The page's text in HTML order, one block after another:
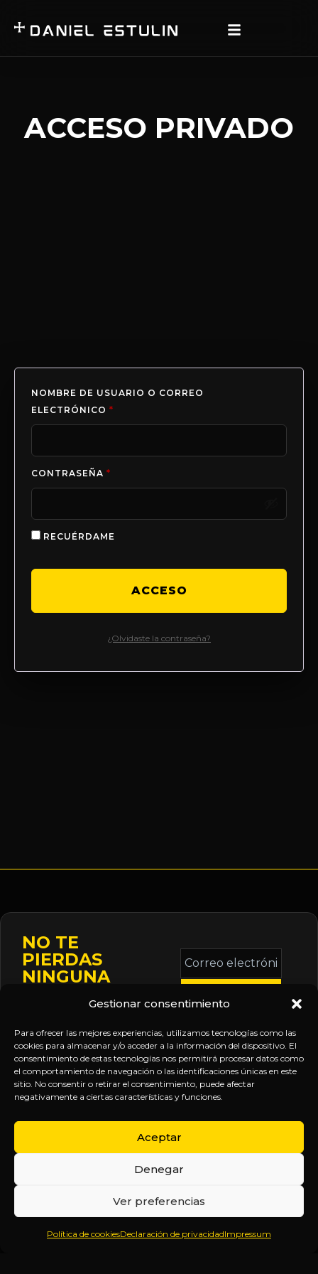
Gestionar consentimiento
Para ofrecer las mejores experiencias, utilizamos tecnologías como las
cookies para almacenar y/o acceder a la información del dispositivo. El
consentimiento de estas tecnologías nos permitirá procesar datos como
el comportamiento de navegación o las identificaciones únicas en este
sitio. No consentir o retirar el consentimiento, puede afectar
negativamente a ciertas características y funciones.
Aceptar
Denegar
Ver preferencias
Política de cookiesDeclaración de privacidadImpressum
ACCESO PRIVADO
NOMBRE DE USUARIO O CORREO
ELECTRÓNICO *
CONTRASEÑA *
RECUÉRDAME
ACCESO
¿Olvidaste la contraseña?
NO TE
PIERDAS
NINGUNA
Mantente informado
sobre la agenda de
eventos, nuevas
publicaciones y
actualizaciones de tu
suscripción.
Correo
electrónico
*
Inicio
Sobre
Política
de
SÍGUENOS